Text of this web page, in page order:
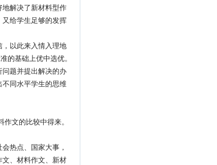
解决了新材料型作
给学生足够的发挥
以此来入情入理地
的基础上优中选优。
题并提出解决的办
同水平学生的思维
文的比较中得来。
热点、国家大事，
、材料作文、新材